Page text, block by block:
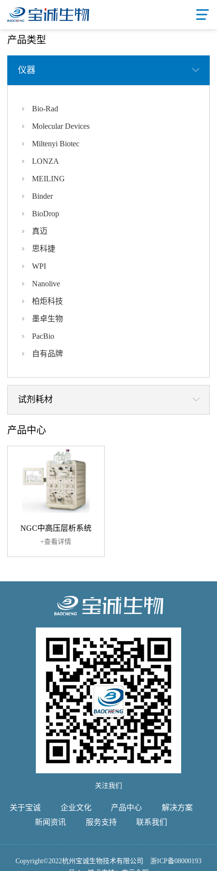
首页/ 产品中心
产品类型
仪器
Bio-Rad
Molecular Devices
Miltenyi Biotec
LONZA
MEILING
Binder
BioDrop
真迈
思科捷
WPI
Nanolive
柏炬科技
墨卓生物
PacBio
自有品牌
试剂耗材
产品中心
NGC中高压层析系统
+查看详情
关注我们
关于宝诚 企业文化 产品中心
解决方案
新闻资讯
服务支持 联系我们
Copyright©2022杭州宝诚生物技术有限公司 浙ICP备08000193